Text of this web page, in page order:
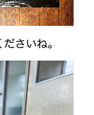
さいね。